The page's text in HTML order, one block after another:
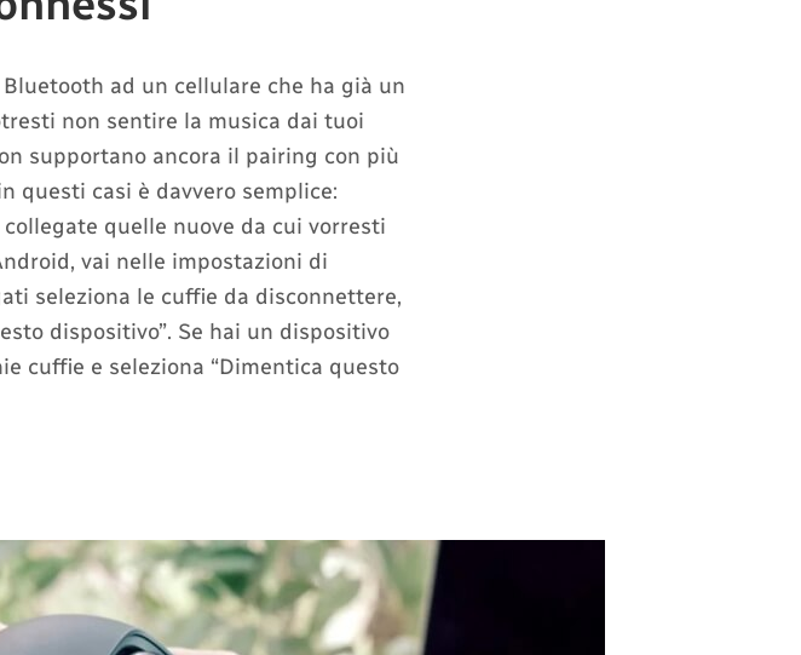
ad un cellulare che ha già un
non sentire la musica dai tuoi
supportano ancora il pairing con più
questi casi è davvero semplice:
quelle nuove da cui vorresti
vai nelle impostazioni di
seleziona le cuffie da disconnettere,
dispositivo”. Se hai un dispositivo
cuffie e seleziona “Dimentica questo